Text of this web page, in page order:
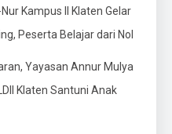
Kampus II Klaten Gelar
Peserta Belajar dari Nol
Yayasan Annur Mulya
Klaten Santuni Anak